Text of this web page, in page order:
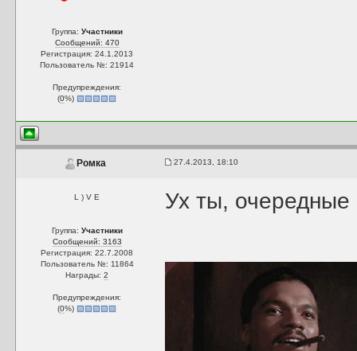
Группа: Участники
Сообщений: 470
Регистрация: 24.1.2013
Пользователь №: 21914
Предупреждения:
(0%)
Ромка 27.4.2013, 18:10
L ) V E
Группа: Участники
Сообщений: 3163
Регистрация: 22.7.2008
Пользователь №: 11864
Награды:2
Предупреждения:
(0%)
Ух ты,